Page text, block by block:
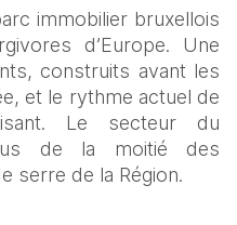
immobilier bruxellois
d’Europe. Une
construits avant les
et le rythme actuel de
Le secteur du
de la moitié des
serre de la Région.